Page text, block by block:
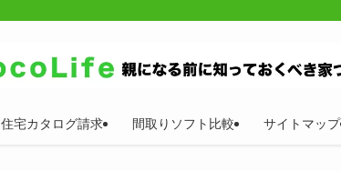
住宅カタログ請求 間取りソフト比較 サイトマップ